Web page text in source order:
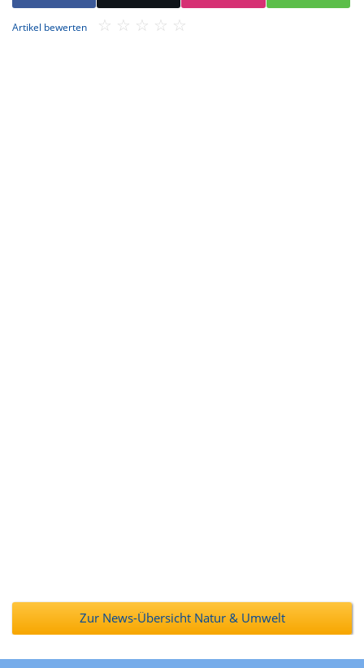
Artikel bewerten
Zur News-Übersicht Natur & Umwelt